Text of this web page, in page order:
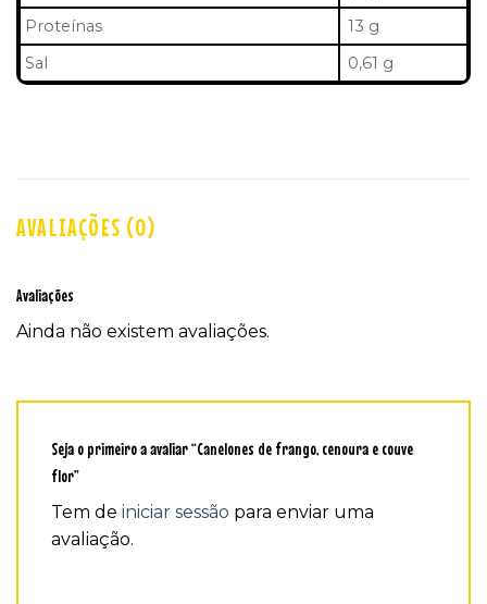
Proteínas
13 g
Sal
0,61 g
AVALIAÇÕES (0)
Avaliações
Ainda não existem avaliações.
Seja o primeiro a avaliar “Canelones de frango, cenoura e couve
flor”
Tem de iniciar sessão para enviar uma
avaliação.